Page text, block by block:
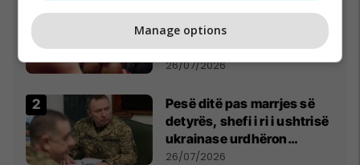
Fjalët e para të Joshuas
pas fitores me nokaut ndaj
Kristian Prengës
26/07/2026
Pesë ditë pas marrjes së
detyrës, shefi i ri i ushtrisë
ukrainase urdhëron
kontroll të madh
26/07/2026
Manage options